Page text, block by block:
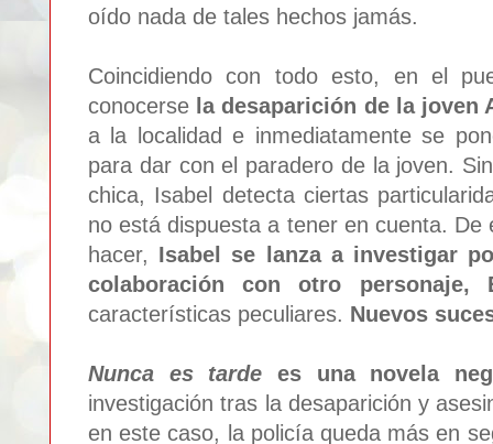
oído nada de tales hechos jamás.
Coincidiendo con todo esto, en el
conocerse la desaparición de la joven
a la localidad e inmediatamente se
para dar con el paradero de la joven.
chica, Isabel detecta ciertas
no está dispuesta a tener en cuenta.
hacer, Isabel se lanza a investigar
colaboración con otro personaje,
características peculiares. Nuevos
Nunca es tarde es una novela
investigación tras la desaparición y
en este caso, la policía queda más en